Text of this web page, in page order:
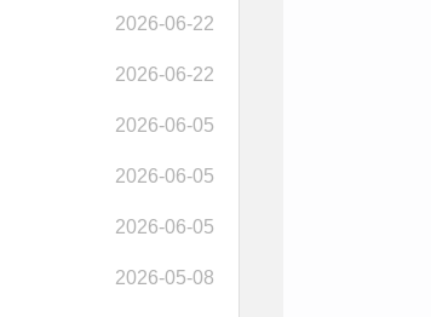
2026-06-22
2026-06-22
2026-06-05
2026-06-05
2026-06-05
2026-05-08